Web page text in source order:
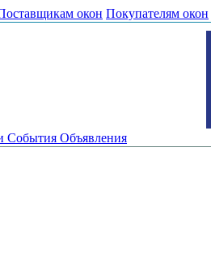
окон Покупателям окон
События Объявления